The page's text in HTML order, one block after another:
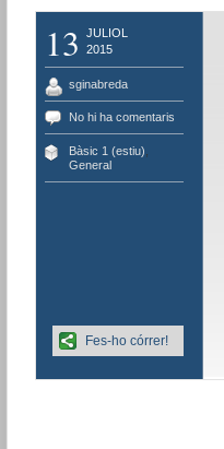
13
JULIOL
2015
sginabreda
No hi ha comentaris
Bàsic 1 (estiu)
General
Fes-ho córrer!